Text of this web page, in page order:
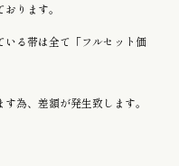
ります。
いる帯は全て「フルセット価
為、差額が発生致します。